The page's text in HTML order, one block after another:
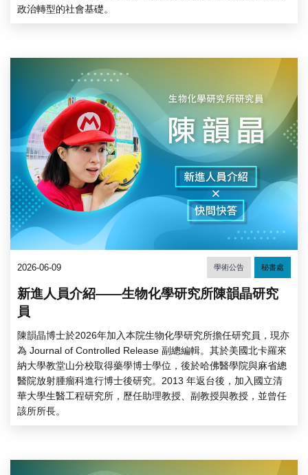
政治轉型的社會基礎。
2026-06-09 學術公告 秘書處
新進人員介紹——生物化學研究所陳韻晶研究
員
陳韻晶博士於2026年加入本院生物化學研究所擔任研究員，現亦
為 Journal of Controlled Release 副總編輯。其於美國北卡羅來
納大學教堂山分校取得藥學博士學位，後於哈佛醫學院與麻省總
醫院放射腫瘤科進行博士後研究。2013 年返台後，加入國立清
華大學生醫工程研究所，歷任助理教授、副教授與教授，並曾任
該所所長。